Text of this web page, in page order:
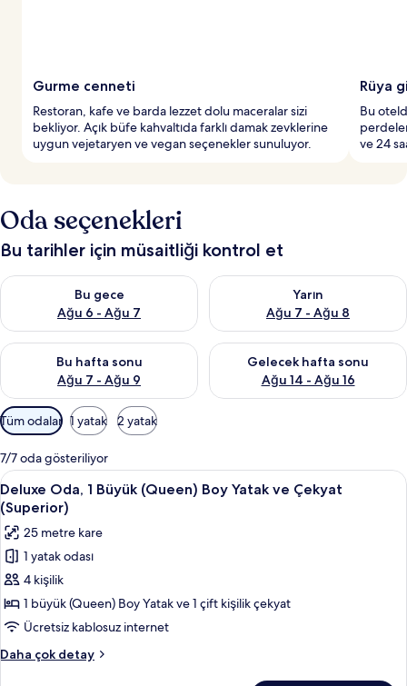
Gurme cenneti
Restoran, kafe ve barda lezzet dolu maceralar sizi
bekliyor. Açık büfe kahvaltıda farklı damak zevklerine
uygun vejetaryen ve vegan seçenekler sunuluyor.
Rüya
Bu
ve 24
Oda seçenekleri
Bu tarihler için müsaitliği kontrol et
Bu gece
Ağu 6 - Ağu 7
Bu gece için müsaitliği kontrol et Ağu 6 - Ağu 7
Yarın
Ağu 7 - Ağu 8
Yarın için müsaitliği kontrol
Bu hafta sonu
Ağu 7 - Ağu 9
Bu hafta sonu için müsaitliği kontrol et Ağu 7 - Ağu 9
Gelecek hafta sonu
Ağu 14 - Ağu 16
Önümüzdeki hafta sonu için
Odalar
için
mevcut
filtreler
Tüm odalar 1 yatak 2 yatak
7/7 oda gösteriliyor
Deluxe
Oda,
1
Büyük
(Queen)
Boy
Yatak
ve
Çekyat
(Superior)
Minibar, odada kasa, masa, dizüstü
9
Deluxe Oda, 1 Büyük (Queen) Boy Yatak ve Çekyat
(Superior)
25 metre kare
1 yatak odası
4 kişilik
1 büyük (Queen) Boy Yatak ve 1 çift kişilik çekyat
Ücretsiz kablosuz internet
Daha çok detay
Deluxe